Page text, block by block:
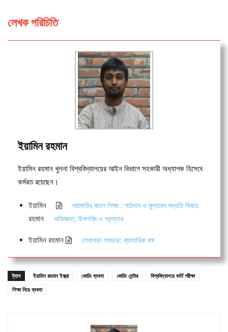
লেখক পরিচিতি
ইয়ামিন রহমান
ইয়ামিন রহমান খুলনা বিশ্ববিদ্যালয়ের আইন বিভাগে সহকারী অধ্যাপক হিসেবে
কর্মরত রয়েছেন।
ইয়ামিন
রহমান
মহামারির কালে শিক্ষা : পাঠদান ও মূল্যায়ন পদ্ধতি বিষয়ে
অভিজ্ঞতা, উপলব্ধি ও প্রস্তাব
ইয়ামিন রহমান লেখাপড়া সমাচার: ব্যবহারিক রঙ্গ
ট্যাগ ইয়ামিন রহমান ইস্ক্রা কোচিং ব্যবসা কোচিং সেন্টার
বিশ্ববিদ্যালয়ে ভর্তি পরীক্ষা
শিক্ষা নিয়ে ব্যবসা